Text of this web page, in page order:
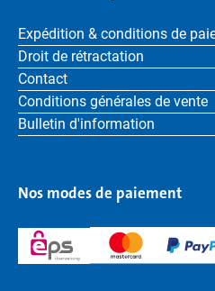
Expédition & conditions de
Droit de rétractation
Contact
Conditions générales de vente
Bulletin d'information
Nos modes de paiement